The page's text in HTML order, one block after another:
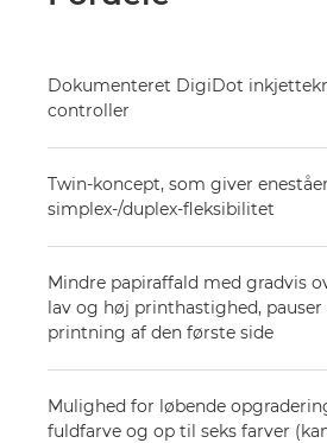
Dokumenteret DigiDot
controller
Twin-koncept, som giver
simplex-/duplex-fleksibilitet
Mindre papiraffald med gradvis
lav og høj printhastighed,
printning af den første side
Mulighed for løbende
fuldfarve og op til seks farver